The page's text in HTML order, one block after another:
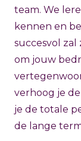
team. We
kennen en
succesvol zal
om jouw
verhoog je
je de totale
de lange